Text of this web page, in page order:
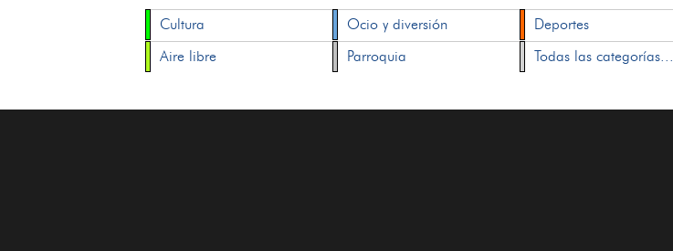
Cultura Ocio y diversión Deportes
Aire libre
Parroquia Todas las categorías...